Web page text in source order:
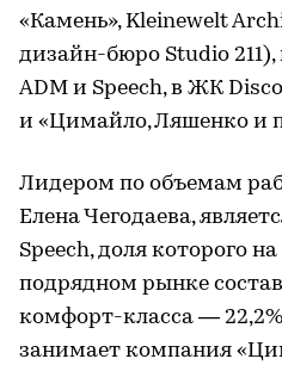
«Камень», Kleinewelt
дизайн-бюро Studio
ADM и Speech, в ЖК
и «Цимайло, Ляшенко и
Лидером по объемам
Елена Чегодаева,
Speech, доля которого
подрядном рынке
комфорт-класса —
занимает компания